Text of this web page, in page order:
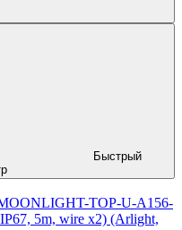
Быстрый
TOP-U-A156-
5m, wire x2) (Arlight,